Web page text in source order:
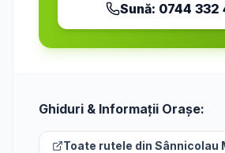
Sună: 0744 332
Ghiduri & Informații Orașe:
Toate rutele din Sânnicolau